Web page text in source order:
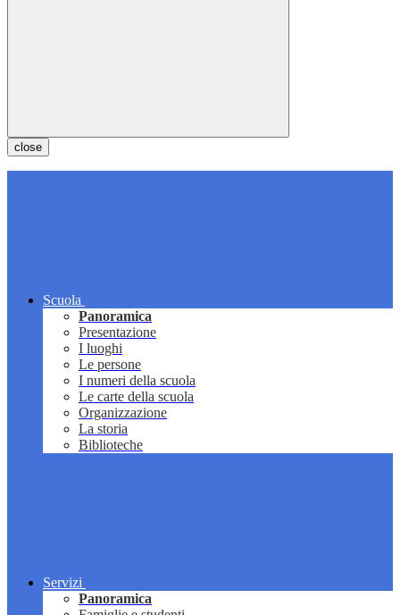
close
Scuola
Panoramica
Presentazione
I luoghi
Le persone
I numeri della scuola
Le carte della scuola
Organizzazione
La storia
Biblioteche
Servizi
Panoramica